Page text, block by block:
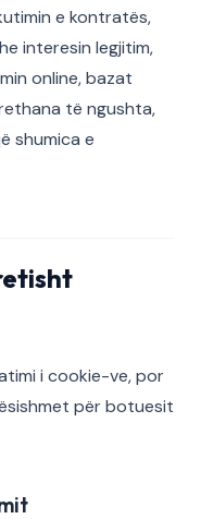
e kontratës,
interesin legjitim,
online, bazat
të ngushta,
shumica e
i cookie-ve, por
për botuesit